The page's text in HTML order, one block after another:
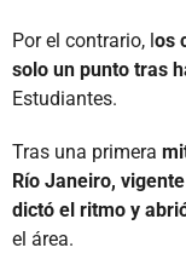
Por el contrario, los
solo un punto tras
Estudiantes.
Tras una primera
Río Janeiro,
dictó el ritmo y
el área.